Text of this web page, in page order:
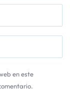
en este